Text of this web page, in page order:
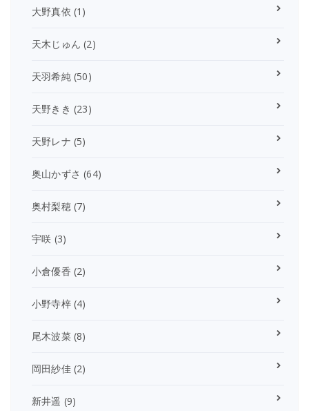
大野真依 (1)
天木じゅん (2)
天羽希純(50)
天野きき (23)
天野レナ (5)
奥山かずさ (64)
奥村梨穂(7)
宇咲 (3)
小倉優香 (2)
小野寺梓(4)
尾木波菜(8)
岡田紗佳(2)
新井遥 (9)